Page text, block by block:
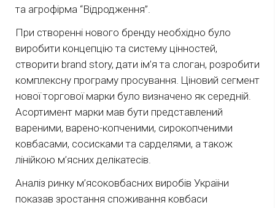
та агрофірма “Відродження”.
При створенні нового бренду необхідно було
виробити концепцію та систему цінностей,
створити brand story, дати ім’я та слоган, розробити
комплексну програму просування. Ціновий сегмент
нової торгової марки було визначено як середній.
Асортимент марки мав бути представлений
вареними, варено-копченими, сирокопченими
ковбасами, сосисками та сарделями, а також
лінійкою м’ясних делікатесів.
Аналіз ринку м’ясоковбасних виробів України
показав зростання споживання ковбаси